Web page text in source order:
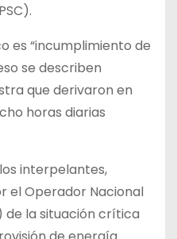
es “incumplimiento de
se describen
que derivaron en
horas diarias
interpelantes,
el Operador Nacional
de la situación crítica